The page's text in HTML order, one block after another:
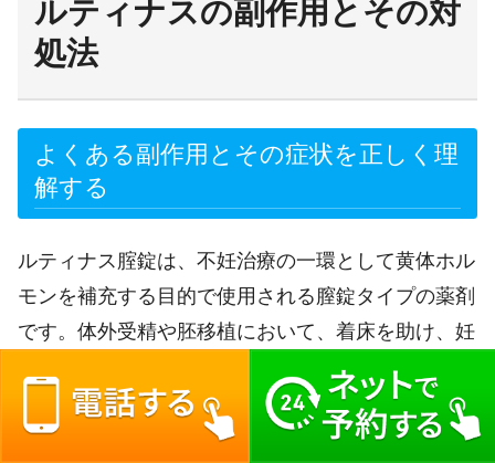
ルティナスの副作用とその対
処法
よくある副作用とその症状を正しく理
解する
ルティナス腟錠は、不妊治療の一環として黄体ホル
モンを補充する目的で使用される膣錠タイプの薬剤
です。体外受精や胚移植において、着床を助け、妊
娠継続を促す目的で処方されますが、副作用が全く
ないわけではありません。